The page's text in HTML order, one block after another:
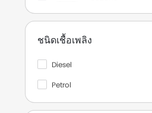
ชนิดเชื้อเพลิง
Diesel
Petrol